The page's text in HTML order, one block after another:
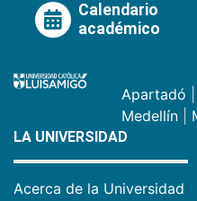
Calendario
académico
Apartadó
Medellín
LA UNIVERSIDAD
Acerca de la Universidad